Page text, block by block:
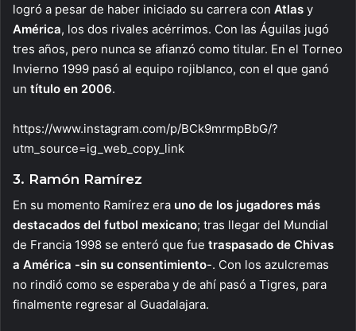
logró a pesar de haber iniciado su carrera con Atlas y
América, los dos rivales acérrimos. Con las Águilas jugó
tres años, pero nunca se afianzó como titular. En el Torneo
Invierno 1999 pasó al equipo rojiblanco, con el que ganó
un título en 2006.
https://www.instagram.com/p/BCk9mrmpBbG/?
utm_source=ig_web_copy_link
3. Ramón Ramírez
En su momento Ramírez era uno de los jugadores más
destacados del futbol mexicano; tras llegar del Mundial
de Francia 1998 se enteró que fue traspasado de Chivas
a América -sin su consentimiento-. Con los azulcremas
no rindió como se esperaba y de ahí pasó a Tigres, para
finalmente regresar al Guadalajara.